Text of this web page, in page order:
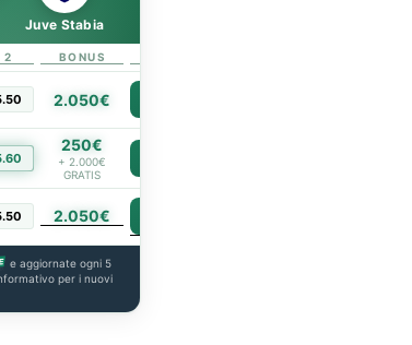
Juve Stabia
2 BONUS
2.050€
250€
+ 2.000€
GRATIS
2.050€
e aggiornate ogni 5
per i nuovi